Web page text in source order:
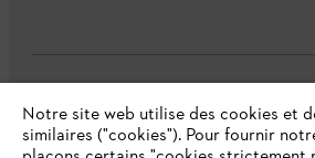
L'Entreprise
Notre site web utilise des cookies et
similaires ("cookies"). Pour fournir